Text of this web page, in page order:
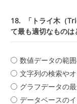
18.
「トライ木（
て最も適切なものは
数値データの範
文字列の検索や
グラフデータの
データベースの